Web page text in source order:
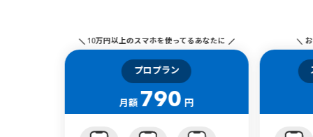
10万円以上のスマホを使ってるあなたに
プロプラン
月額 790 円